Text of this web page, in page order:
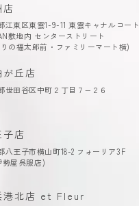
店
江東区東雲1-9-11 東雲キャナルコート
敷地内 センターストリート
の福太郎前・ファミリーマート横)
が丘店
世田谷区中町２丁目７−２６
子店
八王子市横山町18-2 フォーリア3F
勢屋呉服店)
港北店 et Fleur